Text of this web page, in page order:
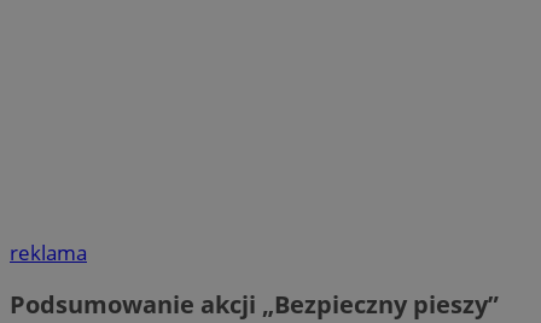
reklama
Podsumowanie akcji „Bezpieczny pieszy”